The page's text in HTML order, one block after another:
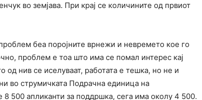
во земјава. При крај се количините од првиот
беа поројните врнежи и невремето кое го
проблем е тоа што има се помал интерес кај
од нив се иселуваат, работата е тешка, но не и
во струмичката Подрачна единица на
500 апликанти за поддршка, сега има околу 4 500.